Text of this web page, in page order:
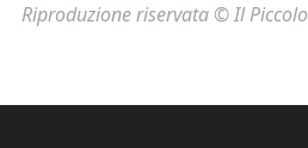
Riproduzione riservata © Il Piccolo